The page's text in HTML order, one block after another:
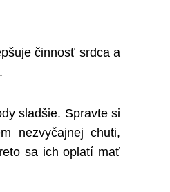
činnosť srdca a
sladšie. Spravte si
nezvyčajnej chuti,
sa ich oplatí mať